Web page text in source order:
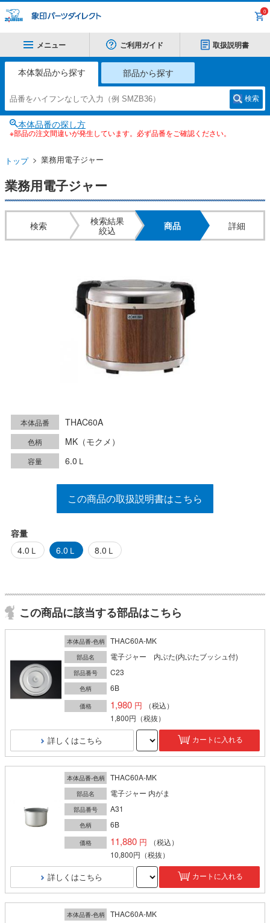
0
メニュー ご利用ガイド 取扱説明書
本体製品から探す 部品から探す
検索
本体品番の探し方
※部品の注文間違いが発生しています。必ず品番をご確認ください。
トップ 業務用電子ジャー
業務用電子ジャー
検索
検索結果
絞込
商品 詳細
本体品番 THAC60A
色柄 MK（モクメ）
容量 6.0Ｌ
この商品の取扱説明書はこちら
容量
4.0Ｌ
6.0Ｌ 8.0Ｌ
この商品に該当する部品はこちら
本体品番-色柄 THAC60A-MK
部品名 電子ジャー 内ぶた(内ぶたブッシュ付)
部品番号 C23
色柄 6B
価格 1,980
（税込）
1,800円 （税抜）
詳しくはこちら カートに入れる
本体品番-色柄 THAC60A-MK
部品名 電子ジャー 内がま
部品番号 A31
色柄 6B
価格 11,880
（税込）
10,800円 （税抜）
詳しくはこちら カートに入れる
本体品番-色柄 THAC60A-MK